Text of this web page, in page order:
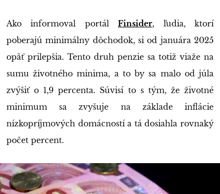
Ako informoval portálFinsider, ľudia, ktorí
poberajú minimálny dôchodok, si od januára 2025
opäť prilepšia. Tento druh penzie sa totiž viaže na
sumu životného minima, a to by sa malo od júla
zvýšiť o 1,9 percenta. Súvisí to s tým, že životné
minimum sa zvyšuje na základe inflácie
nízkopríjmových domácností a tá dosiahla rovnaký
počet percent.